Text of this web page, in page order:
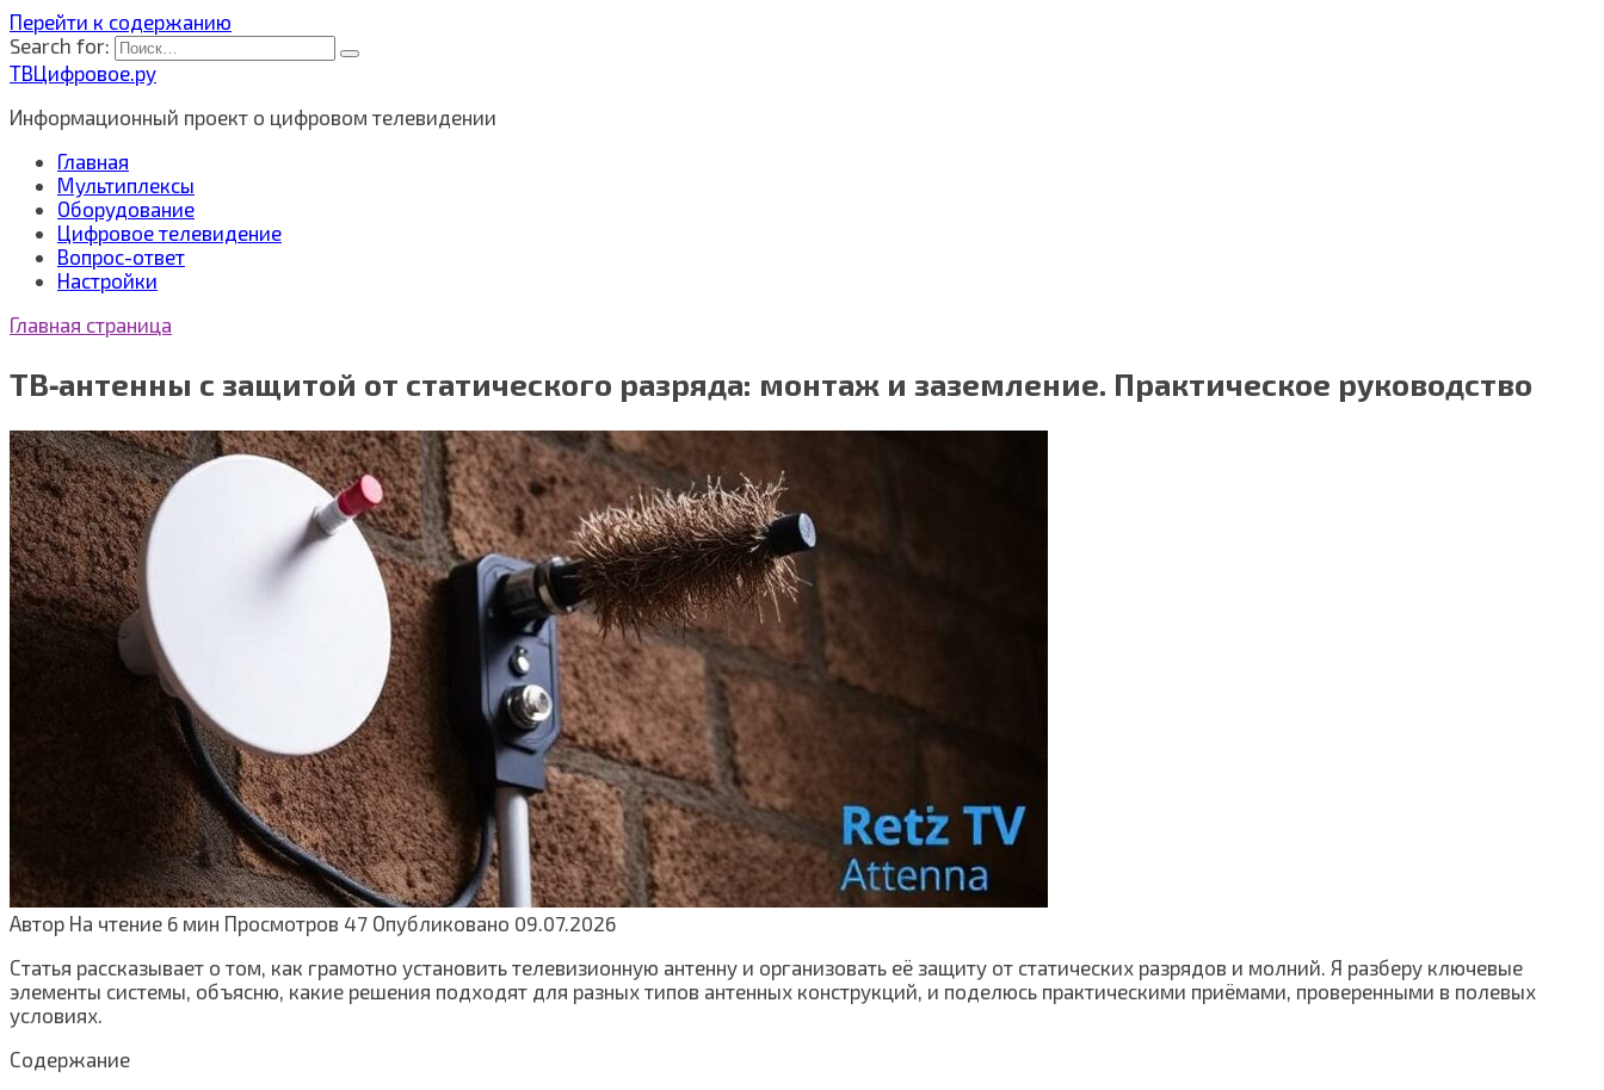
Перейти к содержанию
Search for:
ТВЦифровое.ру
Информационный проект о цифровом телевидении
Главная
Мультиплексы
Оборудование
Цифровое телевидение
Вопрос-ответ
Настройки
Главная страница
ТВ‑антенны с защитой от статического разряда: монтаж и заземление. Практическое руководство
Автор На чтение 6 мин Просмотров 47 Опубликовано 09.07.2026
Статья рассказывает о том, как грамотно установить телевизионную антенну и организовать её защиту от статических разрядов и молний. Я разберу ключевые
элементы системы, объясню, какие решения подходят для разных типов антенных конструкций, и поделюсь практическими приёмами, проверенными в полевых
условиях.
Содержание